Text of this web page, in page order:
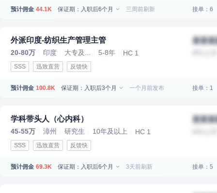
预计佣金 44.1K 保证期：入职后6个月 三周前刷新 接单：6
外派印度-纺织生产管理主管
20-80万 印度 大专及... 5-8年 HC 1
SSS 迅致直营 反馈快
某某
预计佣金 100.8K 保证期：入职后3个月 一个月前发布 接单：1
学科带头人（心内科）
45-55万 漳州 研究生 10年及以上 HC 1
SSS 迅致直营 反馈快
某某
预计佣金 69.3K 保证期：入职后6个月 3天前刷新 接单：5